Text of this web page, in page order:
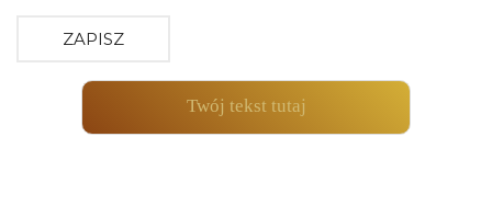
ZAPISZ
Twój tekst tutaj